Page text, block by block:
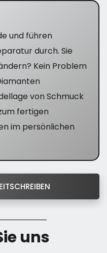
und führen
durch. Sie
Kein Problem
von Schmuck
fertigen
im persönlichen
uns